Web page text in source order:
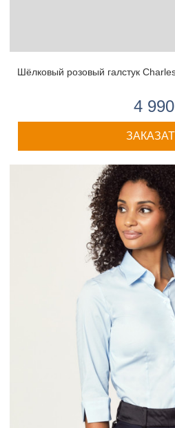
Шёлковый розовый галстук
4 990